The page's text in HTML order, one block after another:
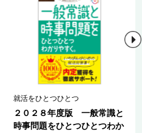
就活をひとつひとつ
２０２８年度版 一般常識と
時事問題をひとつひとつわか